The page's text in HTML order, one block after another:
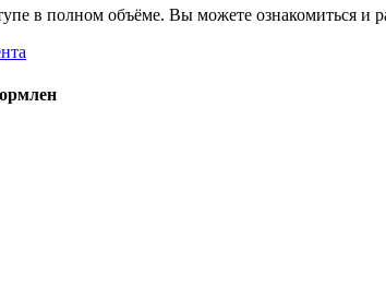
в полном объёме. Вы можете ознакомиться и